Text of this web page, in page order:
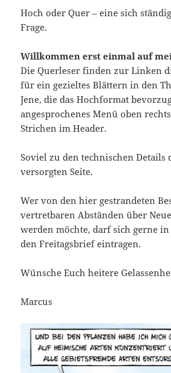
Hoch oder Quer – eine sich
Frage.
Willkommen erst einmal auf
Die Querleser finden zur Linken
für ein gezieltes Blättern in den
Jene, die das Hochformat
angesprochenes Menü oben
Strichen im Header.
Soviel zu den technischen Details
versorgten Seite.
Wer von den hier gestrandeten
vertretbaren Abständen über
werden möchte, darf sich gerne
den Freitagsbrief eintragen.
Wünsche Euch heitere
Marcus